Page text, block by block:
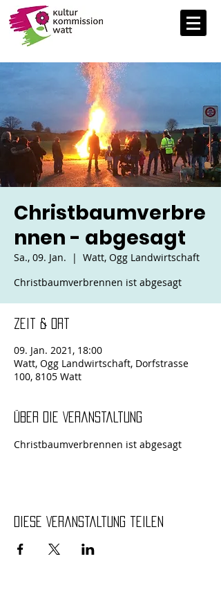
Christbaumverbre
nnen - abgesagt
Sa., 09. Jan.
  |
Watt, Ogg Landwirtschaft
Christbaumverbrennen ist abgesagt
Zeit & Ort
09. Jan. 2021, 18:00
Watt, Ogg Landwirtschaft, Dorfstrasse
100, 8105 Watt
Über die Veranstaltung
Christbaumverbrennen ist abgesagt
Diese Veranstaltung teilen